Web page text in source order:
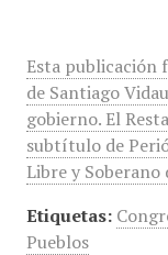
Esta publicación
de Santiago
gobierno. El
subtítulo de
Libre y Soberano
Etiquetas:
Pueblos